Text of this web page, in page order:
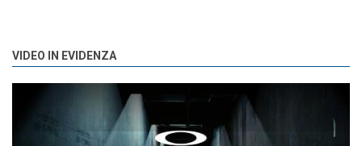
VIDEO IN EVIDENZA